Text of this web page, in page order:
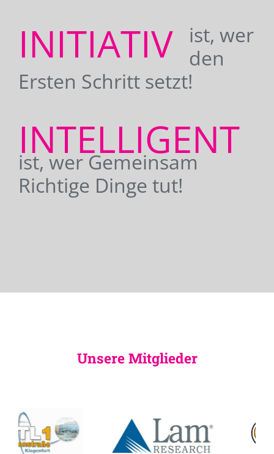
INITIATIV
ist, wer
den
Ersten Schritt setzt!
INTELLIGENT
ist, wer Gemeinsam
Richtige Dinge tut!
Unsere Mitglieder